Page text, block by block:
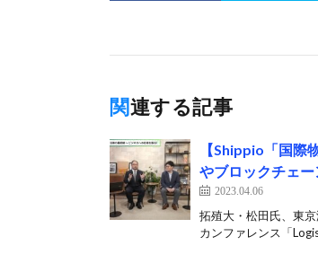
関連する記事
【Shippio「国際
やブロックチェ
2023.04.06
拓殖大・松田氏、東
カンファレンス「